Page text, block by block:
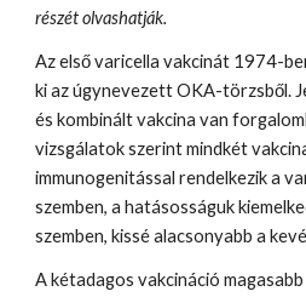
részét olvashatják.
Az első varicella vakcinát 1974-
ki az úgynevezett OKA-törzsből.
és kombinált vakcina van
vizsgálatok szerint mindkét
immunogenitással rendelkezik a
szemben, a hatásosságuk
szemben, kissé alacsonyabb a
A kétadagos vakcináció